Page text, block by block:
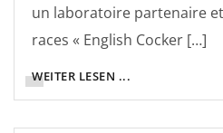
un laboratoire partenaire
races « English Cocker […]
WEITER LESEN ...